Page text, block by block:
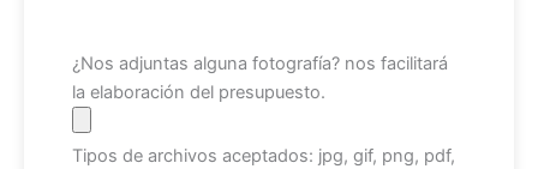
Archivo
¿Nos adjuntas alguna fotografía? nos facilitará
la elaboración del presupuesto.
Tipos de archivos aceptados: jpg, gif, png, pdf,